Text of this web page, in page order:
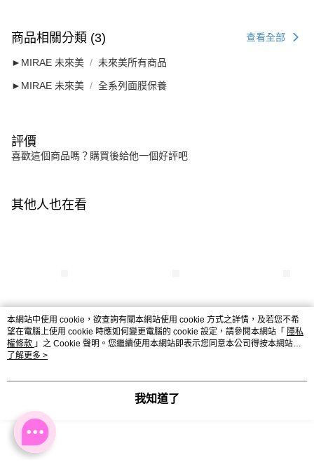
商品相關分類 (3) 查看全部
►MIRAE 未來美 未來美所有商品
►MIRAE 未來美 全系列面膜保養
評價
喜歡這個商品嗎？購買後給他一個好評吧
其他人也在看
【未來美】專業院線
NAD+膠原逆齡面膜(3
NT$2,394
【未來美】專業院線
NT$798
【未來美】專業
NT$2,480
本分類熱銷
本網站中使用 cookie，欲查詢有關本網站使用 cookie 方式之詳情，及若您不希
望在電腦上使用 cookie 時應如何變更電腦的 cookie 設定，請參閱本網站「 隱私
權條款 」之 Cookie 聲明。您繼續使用本網站即表示您同意本公司得按本網站使
用條款之 Cookie 聲明使用 cookie。
了解更多 >
我知道了